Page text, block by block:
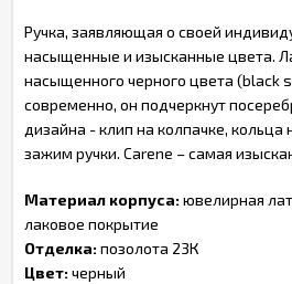
Ручка, заявляющая о своей
насыщенные и изысканные цвета.
насыщенного черного цвета (black
современно, он подчеркнут
дизайна - клип на колпачке, кольца
зажим ручки. Carene – самая
Материал корпуса:ювелирная
лаковое покрытие
Отделка:позолота 23К
Цвет:черный